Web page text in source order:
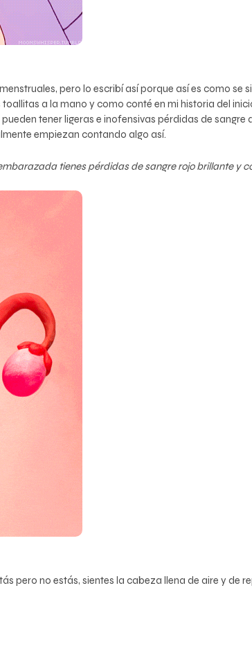
pero lo escribí así porque así es como se
a la mano y como conté en mi historia del
tener ligeras e inofensivas pérdidas de
empiezan contando algo así.
tienes pérdidas de sangre rojo brillante y
pero no estás, sientes la cabeza llena de aire y de